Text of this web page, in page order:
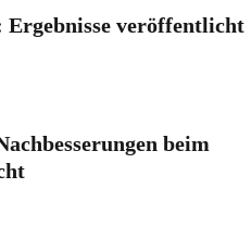
veröffentlicht
beim